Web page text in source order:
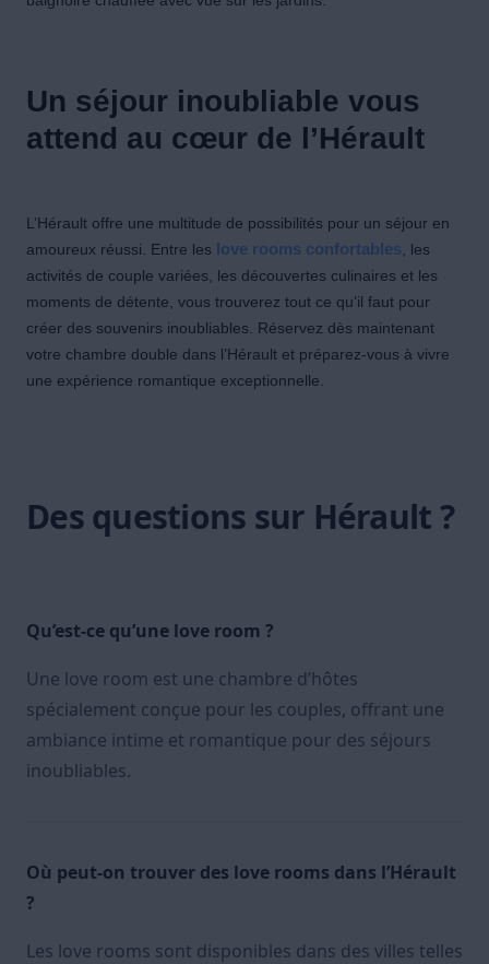
Un séjour inoubliable vous
attend au cœur de l’Hérault
L’Hérault offre une multitude de possibilités pour un séjour en
amoureux réussi. Entre les
love rooms confortables , les
activités de couple variées, les découvertes culinaires et les
moments de détente, vous trouverez tout ce qu’il faut pour
créer des souvenirs inoubliables. Réservez dès maintenant
votre chambre double dans l’Hérault et préparez-vous à vivre
une expérience romantique exceptionnelle.
Des questions sur Hérault ?
Qu’est-ce qu’une love room ?
Une love room est une chambre d’hôtes
spécialement conçue pour les couples, offrant une
ambiance intime et romantique pour des séjours
inoubliables.
Où peut-on trouver des love rooms dans l’Hérault
?
Les love rooms sont disponibles dans des villes telles